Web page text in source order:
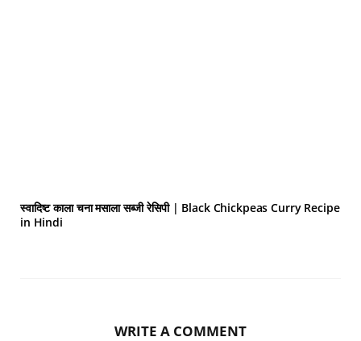
स्वादिष्ट काला चना मसाला सब्जी रेसिपी | Black Chickpeas Curry Recipe
in Hindi
WRITE A COMMENT